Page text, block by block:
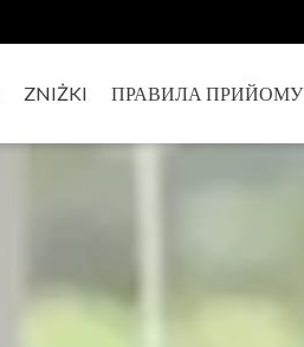
ZNIŻKI ПРАВИЛА ПРИЙОМУ